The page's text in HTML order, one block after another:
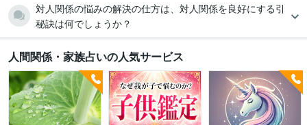
対人関係の悩みの解決の仕方は、対人関係を良好にする引
秘訣は何でしょうか？
人間関係・家族占いの人気サービス